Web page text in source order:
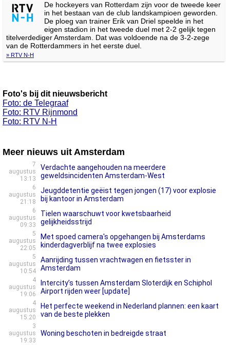
De hockeyers van Rotterdam zijn voor de tweede keer
in het bestaan van de club landskampioen geworden.
De ploeg van trainer Erik van Driel speelde in het
eigen stadion in het tweede duel met 2-2 gelijk tegen
titelverdediger Amsterdam. Dat was voldoende na de 3-2-zege
van de Rotterdammers in het eerste duel.
» RTV N-H
Foto's bij dit nieuwsbericht
Foto: de Telegraaf
Foto: RTV Rijnmond
Foto: RTV N-H
Meer nieuws uit Amsterdam
7
augustus
13:13
Verdachte aangehouden na meerdere
geweldsincidenten Amsterdam-West
6
augustus
21:18
Jeugddetentie geëist tegen jongen (17) voor explosie
bij kantoor in Amsterdam
6
augustus
09:33
Tielen waarschuwt voor kwetsbaarheid
gelijkheidsstrijd
5
augustus
22:05
Met spoed camera's opgehangen bij Amsterdams
kinderdagverblijf na twee explosies
5
augustus
10:54
Aanrijding tussen vrachtwagen en fietsster in
Amsterdam
4
augustus
19:06
Intercity’s tussen Amsterdam Sloterdijk en Schiphol
Airport rijden weer [update]
4
augustus
15:20
Het perfecte weekend in Nederland plannen: een kaart
van de beste plekken
3
augustus
19:33
Woning beschoten in bedreigde straat